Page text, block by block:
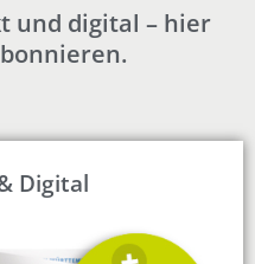
und digital – hier
Digital